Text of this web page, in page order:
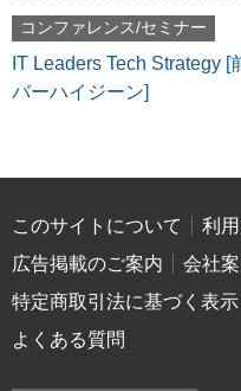
コンファレンス/セミナー
IT Leaders Tech Strategy
バーハイジーン]
このサイトについて 利
広告掲載のご案内
会社
特定商取引法に基づく表示
よくある質問